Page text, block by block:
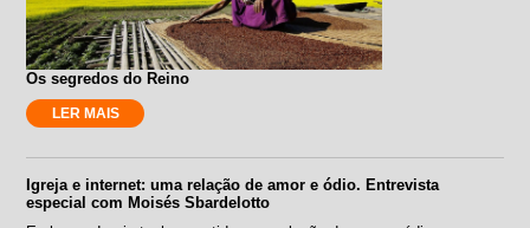
Os segredos do Reino
LER MAIS
Igreja e internet: uma relação de amor e ódio. Entrevista
especial com Moisés Sbardelotto